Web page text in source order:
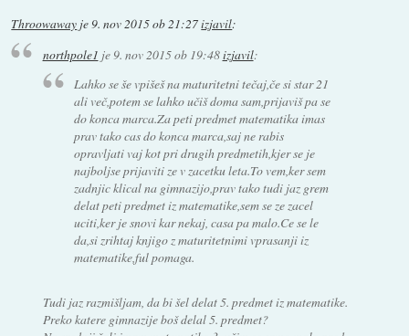
Throowaway je9. nov 2015 ob 21:27izjavil:
northpole1 je 9. nov 2015 ob 19:48izjavil:
Lahko se še vpišeš na maturitetni tečaj,če si star 21
ali več,potem se lahko učiš doma sam,prijaviš pa se
do konca marca.Za peti predmet matematika imas
prav tako cas do konca marca,saj ne rabis
opravljati vaj kot pri drugih predmetih,kjer se je
najboljse prijaviti ze v zacetku leta.To vem,ker sem
zadnjic klical na gimnazijo,prav tako tudi jaz grem
delat peti predmet iz matematike,sem se ze zacel
uciti,ker je snovi kar nekaj, casa pa malo.Ce se le
da,si zrihtaj knjigo z maturitetnimi vprasanji iz
matematike,ful pomaga.
Tudi jaz razmišljam, da bi šel delat 5. predmet iz matematike.
Preko katere gimnazije boš delal 5. predmet?